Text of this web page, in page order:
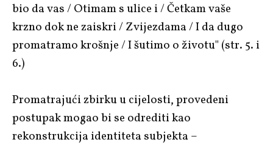
bio da vas / Otimam s ulice i / Četkam vaše
krzno dok ne zaiskri / Zvijezdama / I da dugo
promatramo krošnje / I šutimo o životu" (str. 5. i
6.)
Promatrajući zbirku u cijelosti, provedeni
postupak mogao bi se odrediti kao
rekonstrukcija identiteta subjekta –